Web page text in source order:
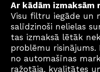
Ar kādām izmaksām
Visu filtru iegāde un
salīdzinoši nelielas
tas izmaksā lētāk
problēmu
no automašīnas
ražotāja, kvalitātes